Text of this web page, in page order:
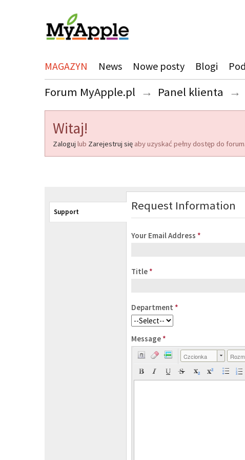
MAGAZYN News Nowe posty Blogi
Forum MyApple.pl → Panel klienta →
Witaj!
Zaloguj lub Zarejestruj się aby uzyskać pełny dostęp do forum.
Support Request Information
Your Email Address *
Title *
Department *
Message *
Czcionka